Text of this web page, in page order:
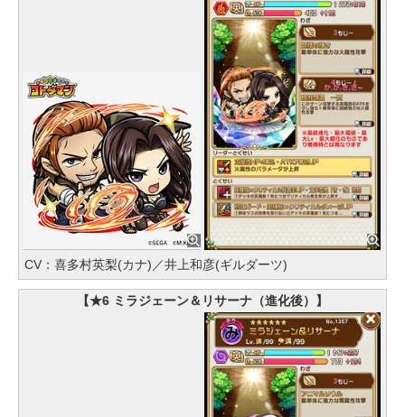
CV：喜多村英梨(カナ)／井上和彦(ギルダーツ)
【★6 ミラジェーン＆リサーナ（進化後）】